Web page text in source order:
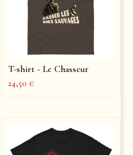
T-shirt - Le Chasseur
24,50 €